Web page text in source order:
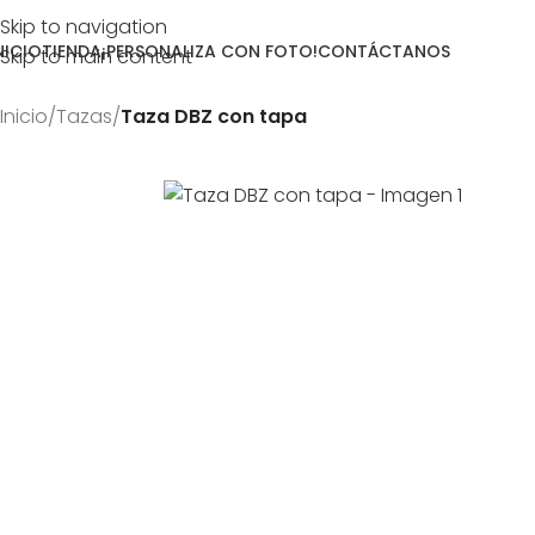
Skip to navigation
Skip to main content
TIENDA¡PERSONALIZA CON FOTO!CONTÁCTANOS
Inicio/Tazas/Taza DBZ con tapa